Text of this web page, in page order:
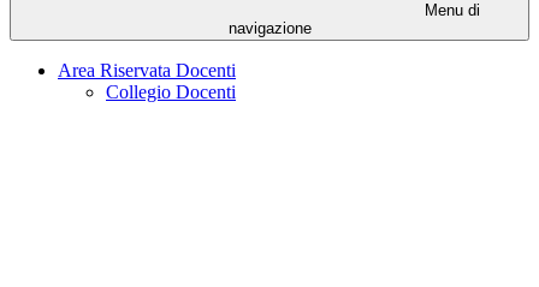
Menu di
navigazione
Area Riservata Docenti
Collegio Docenti